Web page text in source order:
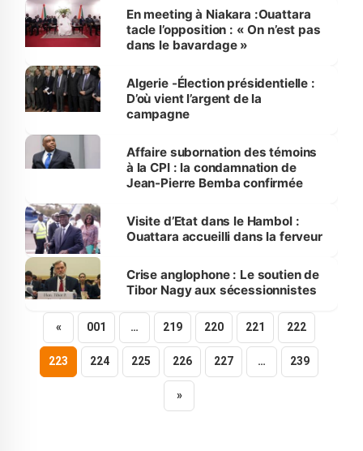
En meeting à Niakara :Ouattara
tacle l’opposition : « On n’est pas
dans le bavardage »
Algerie -Élection présidentielle :
D’où vient l’argent de la
campagne
Affaire subornation des témoins
à la CPI : la condamnation de
Jean-Pierre Bemba confirmée
Visite d’Etat dans le Hambol :
Ouattara accueilli dans la ferveur
Crise anglophone : Le soutien de
Tibor Nagy aux sécessionnistes
« 001 … 219 220 221 222
223 224 225 226 227 … 239
»